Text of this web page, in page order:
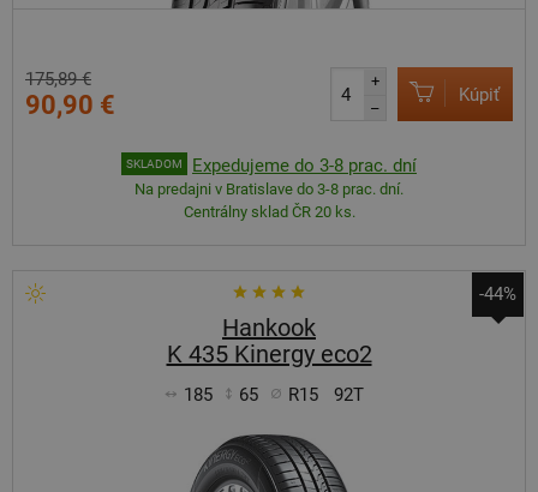
175,89 €
90,90 €
+
–
Kúpiť
SKLADOM Expedujeme do 3-8 prac. dní
Na predajni v Bratislave do 3-8 prac. dní.
Centrálny sklad ČR 20 ks.
-44%
Hankook
K 435 Kinergy eco2
185 65 R15 92T